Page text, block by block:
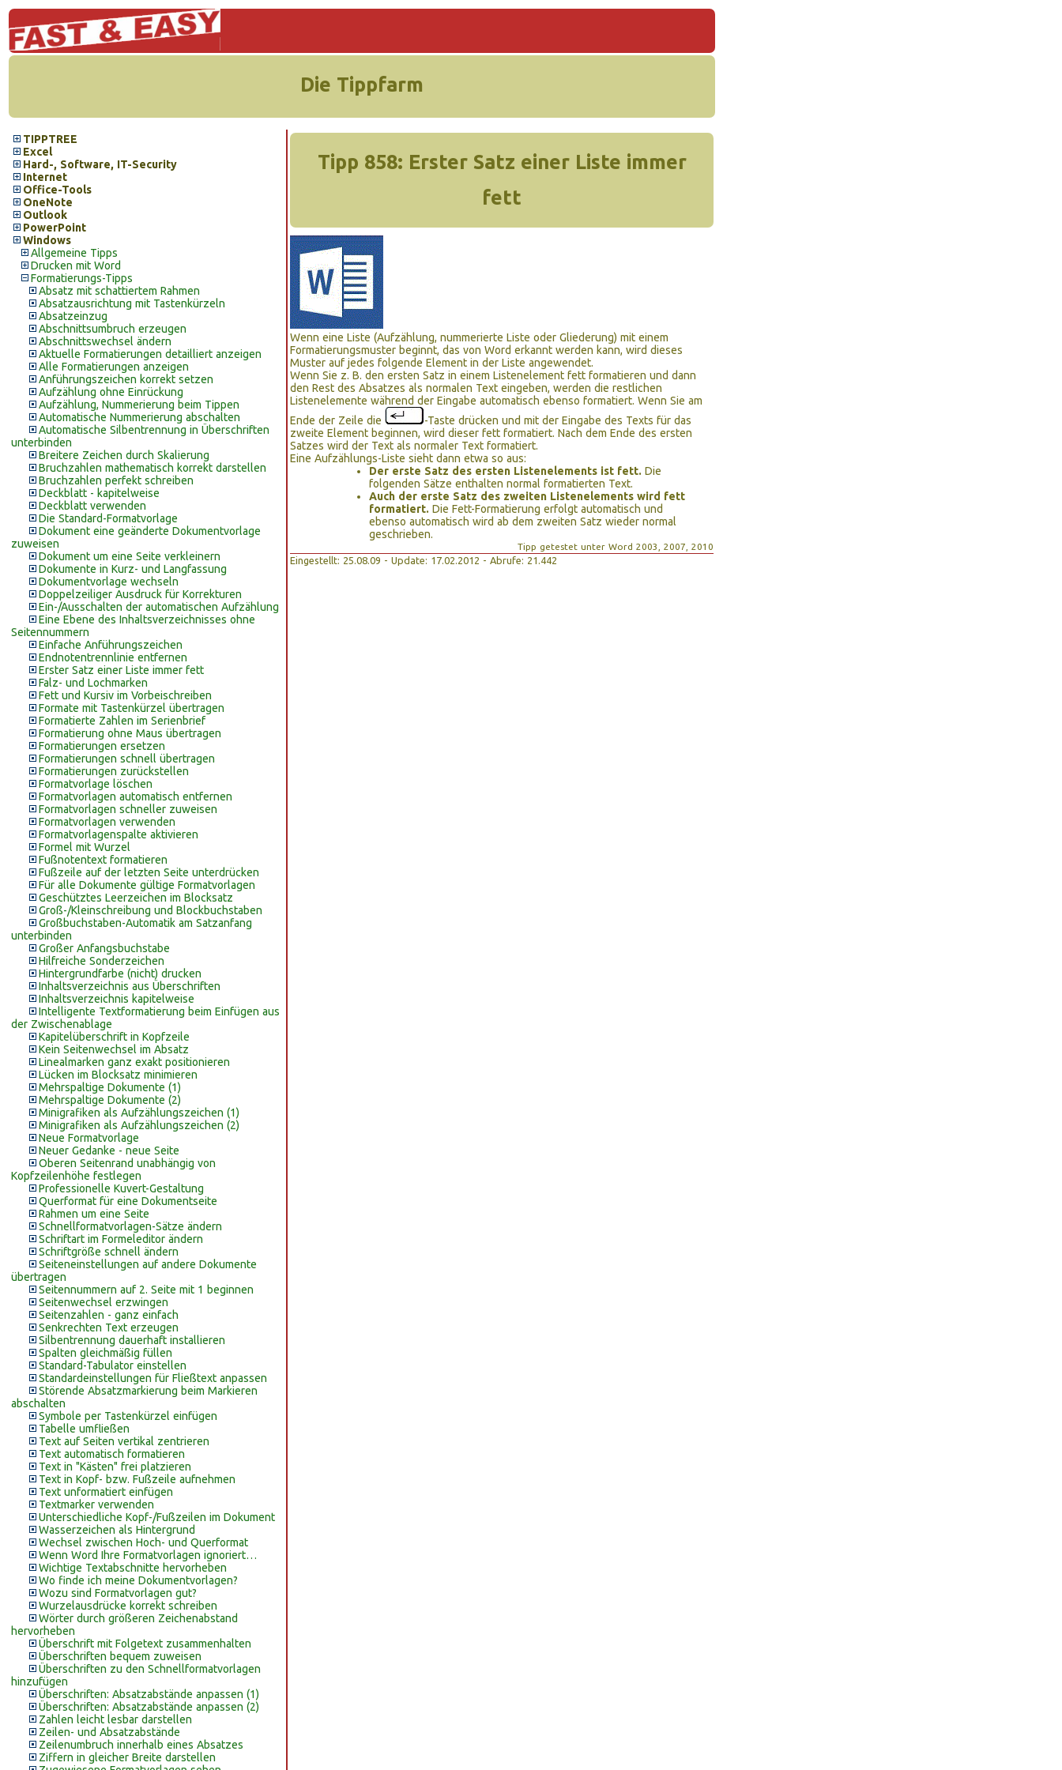
Die Tippfarm
TIPPTREE
Excel
Hard-, Software, IT-Security
Internet
Office-Tools
OneNote
Outlook
PowerPoint
Windows
Allgemeine Tipps
Drucken mit Word
Formatierungs-Tipps
Absatz mit schattiertem Rahmen
Absatzausrichtung mit Tastenkürzeln
Absatzeinzug
Abschnittsumbruch erzeugen
Abschnittswechsel ändern
Aktuelle Formatierungen detailliert anzeigen
Alle Formatierungen anzeigen
Anführungszeichen korrekt setzen
Aufzählung ohne Einrückung
Aufzählung, Nummerierung beim Tippen
Automatische Nummerierung abschalten
Automatische Silbentrennung in Überschriften
unterbinden
Breitere Zeichen durch Skalierung
Bruchzahlen mathematisch korrekt darstellen
Bruchzahlen perfekt schreiben
Deckblatt - kapitelweise
Deckblatt verwenden
Die Standard-Formatvorlage
Dokument eine geänderte Dokumentvorlage
zuweisen
Dokument um eine Seite verkleinern
Dokumente in Kurz- und Langfassung
Dokumentvorlage wechseln
Doppelzeiliger Ausdruck für Korrekturen
Ein-/Ausschalten der automatischen Aufzählung
Eine Ebene des Inhaltsverzeichnisses ohne
Seitennummern
Einfache Anführungszeichen
Endnotentrennlinie entfernen
Erster Satz einer Liste immer fett
Falz- und Lochmarken
Fett und Kursiv im Vorbeischreiben
Formate mit Tastenkürzel übertragen
Formatierte Zahlen im Serienbrief
Formatierung ohne Maus übertragen
Formatierungen ersetzen
Formatierungen schnell übertragen
Formatierungen zurückstellen
Formatvorlage löschen
Formatvorlagen automatisch entfernen
Formatvorlagen schneller zuweisen
Formatvorlagen verwenden
Formatvorlagenspalte aktivieren
Formel mit Wurzel
Fußnotentext formatieren
Fußzeile auf der letzten Seite unterdrücken
Für alle Dokumente gültige Formatvorlagen
Geschütztes Leerzeichen im Blocksatz
Groß-/Kleinschreibung und Blockbuchstaben
Großbuchstaben-Automatik am Satzanfang
unterbinden
Großer Anfangsbuchstabe
Hilfreiche Sonderzeichen
Hintergrundfarbe (nicht) drucken
Inhaltsverzeichnis aus Überschriften
Inhaltsverzeichnis kapitelweise
Intelligente Textformatierung beim Einfügen aus
der Zwischenablage
Kapitelüberschrift in Kopfzeile
Kein Seitenwechsel im Absatz
Linealmarken ganz exakt positionieren
Lücken im Blocksatz minimieren
Mehrspaltige Dokumente (1)
Mehrspaltige Dokumente (2)
Minigrafiken als Aufzählungszeichen (1)
Minigrafiken als Aufzählungszeichen (2)
Neue Formatvorlage
Neuer Gedanke - neue Seite
Oberen Seitenrand unabhängig von
Kopfzeilenhöhe festlegen
Professionelle Kuvert-Gestaltung
Querformat für eine Dokumentseite
Rahmen um eine Seite
Schnellformatvorlagen-Sätze ändern
Schriftart im Formeleditor ändern
Schriftgröße schnell ändern
Seiteneinstellungen auf andere Dokumente
übertragen
Seitennummern auf 2. Seite mit 1 beginnen
Seitenwechsel erzwingen
Seitenzahlen - ganz einfach
Senkrechten Text erzeugen
Silbentrennung dauerhaft installieren
Spalten gleichmäßig füllen
Standard-Tabulator einstellen
Standardeinstellungen für Fließtext anpassen
Störende Absatzmarkierung beim Markieren
abschalten
Symbole per Tastenkürzel einfügen
Tabelle umfließen
Text auf Seiten vertikal zentrieren
Text automatisch formatieren
Text in "Kästen" frei platzieren
Text in Kopf- bzw. Fußzeile aufnehmen
Text unformatiert einfügen
Textmarker verwenden
Unterschiedliche Kopf-/Fußzeilen im Dokument
Wasserzeichen als Hintergrund
Wechsel zwischen Hoch- und Querformat
Wenn Word Ihre Formatvorlagen ignoriert…
Wichtige Textabschnitte hervorheben
Wo finde ich meine Dokumentvorlagen?
Wozu sind Formatvorlagen gut?
Wurzelausdrücke korrekt schreiben
Wörter durch größeren Zeichenabstand
hervorheben
Überschrift mit Folgetext zusammenhalten
Überschriften bequem zuweisen
Überschriften zu den Schnellformatvorlagen
hinzufügen
Überschriften: Absatzabstände anpassen (1)
Überschriften: Absatzabstände anpassen (2)
Zahlen leicht lesbar darstellen
Zeilen- und Absatzabstände
Zeilenumbruch innerhalb eines Absatzes
Ziffern in gleicher Breite darstellen
Tipp 858: Erster Satz einer Liste immer
fett
Wenn eine Liste (Aufzählung, nummerierte Liste oder Gliederung) mit einem
Formatierungsmuster beginnt, das von Word erkannt werden kann, wird dieses
Muster auf jedes folgende Element in der Liste angewendet.
Wenn Sie z. B. den ersten Satz in einem Listenelement fett formatieren und dann
den Rest des Absatzes als normalen Text eingeben, werden die restlichen
Listenelemente während der Eingabe automatisch ebenso formatiert. Wenn Sie am
Ende der Zeile die
-Taste drücken und mit der Eingabe des Texts für das
zweite Element beginnen, wird dieser fett formatiert. Nach dem Ende des ersten
Satzes wird der Text als normaler Text formatiert.
Eine Aufzählungs-Liste sieht dann etwa so aus:
Der erste Satz des ersten Listenelements ist fett. Die
folgenden Sätze enthalten normal formatierten Text.
Auch der erste Satz des zweiten Listenelements wird fett
formatiert. Die Fett-Formatierung erfolgt automatisch und
ebenso automatisch wird ab dem zweiten Satz wieder normal
geschrieben.
Tipp getestet unter Word 2003, 2007, 2010
Eingestellt: 25.08.09 - Update: 17.02.2012 - Abrufe: 21.442